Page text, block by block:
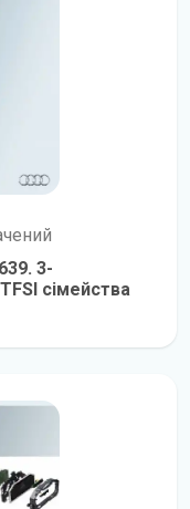
3-
сімейства